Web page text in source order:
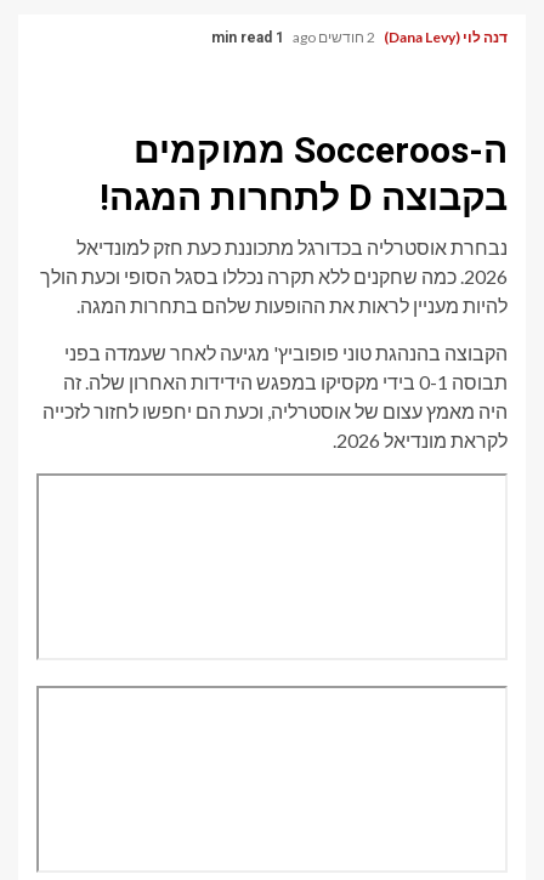
דנה לוי (Dana Levy) 2 חודשים ago 1 min read
ה-Socceroos ממוקמים
בקבוצה D לתחרות המגה!
נבחרת אוסטרליה בכדורגל מתכוננת כעת חזק למונדיאל
2026. כמה שחקנים ללא תקרה נכללו בסגל הסופי וכעת הולך
להיות מעניין לראות את ההופעות שלהם בתחרות המגה.
הקבוצה בהנהגת טוני פופוביץ' מגיעה לאחר שעמדה בפני
תבוסה 0-1 בידי מקסיקו במפגש הידידות האחרון שלה. זה
היה מאמץ עצום של אוסטרליה, וכעת הם יחפשו לחזור לזכייה
לקראת מונדיאל 2026.